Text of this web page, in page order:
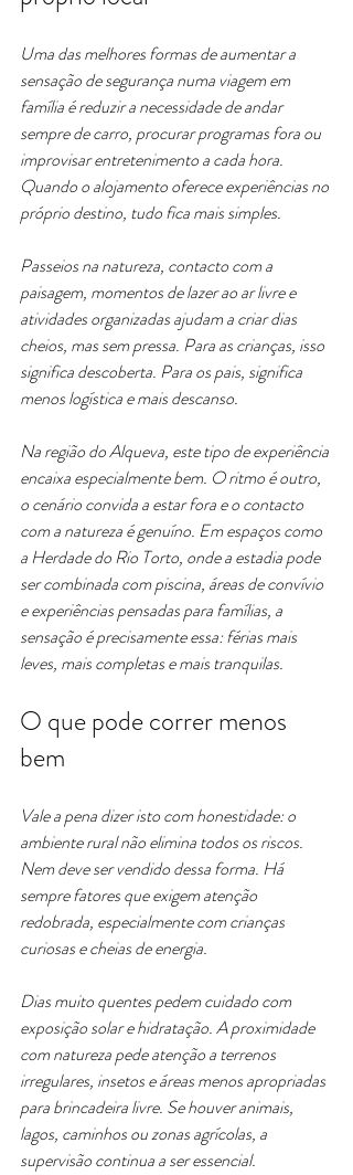
Uma das melhores formas de aumentar a
sensação de segurança numa viagem em
família é reduzir a necessidade de andar
sempre de carro, procurar programas fora ou
improvisar entretenimento a cada hora.
Quando o alojamento oferece experiências no
próprio destino, tudo fica mais simples.
Passeios na natureza, contacto com a
paisagem, momentos de lazer ao ar livre e
atividades organizadas ajudam a criar dias
cheios, mas sem pressa. Para as crianças, isso
significa descoberta. Para os pais, significa
menos logística e mais descanso.
Na região do Alqueva, este tipo de experiência
encaixa especialmente bem. O ritmo é outro,
o cenário convida a estar fora e o contacto
com a natureza é genuíno. Em espaços como
a Herdade do Rio Torto, onde a estadia pode
ser combinada com piscina, áreas de convívio
e experiências pensadas para famílias, a
sensação é precisamente essa: férias mais
leves, mais completas e mais tranquilas.
O que pode correr menos
bem
Vale a pena dizer isto com honestidade: o
ambiente rural não elimina todos os riscos.
Nem deve ser vendido dessa forma. Há
sempre fatores que exigem atenção
redobrada, especialmente com crianças
curiosas e cheias de energia.
Dias muito quentes pedem cuidado com
exposição solar e hidratação. A proximidade
com natureza pede atenção a terrenos
irregulares, insetos e áreas menos apropriadas
para brincadeira livre. Se houver animais,
lagos, caminhos ou zonas agrícolas, a
supervisão continua a ser essencial.